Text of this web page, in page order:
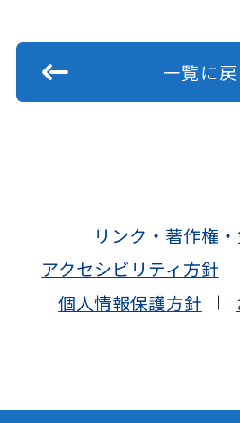
一覧に
リンク・著作権
アクセシビリティ方針
個人情報保護方針